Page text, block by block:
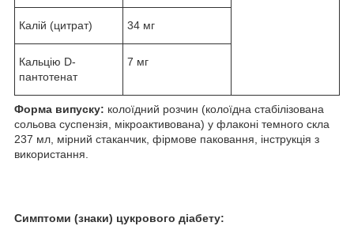
Калій (цитрат) 34 мг
Кальцію D-
пантотенат
7 мг
Форма випуску: колоїдний розчин (колоїдна стабілізована
сольова суспензія, мікроактивована) у флаконі темного скла
237 мл, мірний стаканчик, фірмове паковання, інструкція з
використання.
Симптоми (знаки) цукрового діабету: